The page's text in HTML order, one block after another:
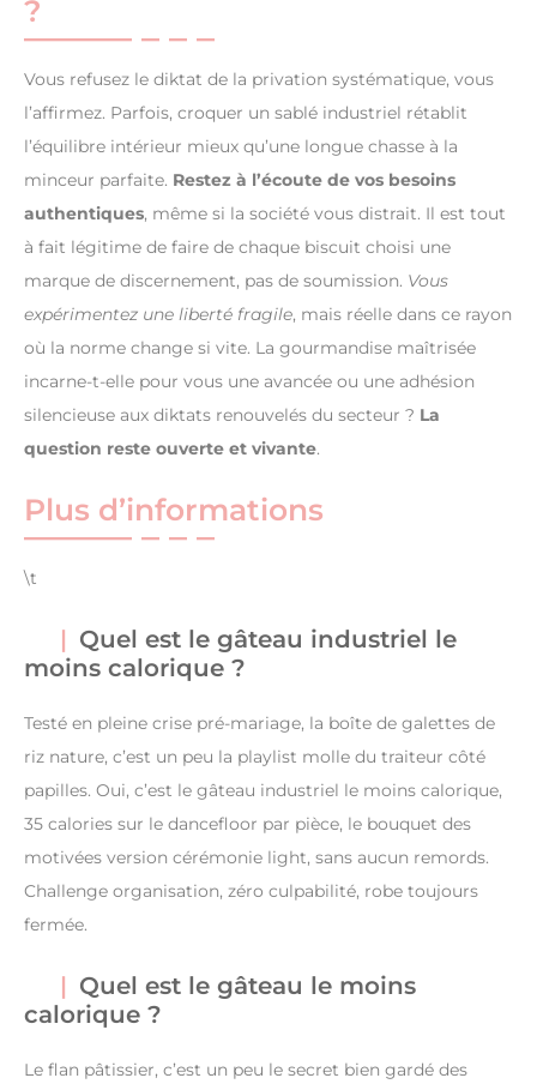
?
Vous refusez le diktat de la privation systématique, vous
l’affirmez. Parfois, croquer un sablé industriel rétablit
l’équilibre intérieur mieux qu’une longue chasse à la
minceur parfaite. Restez à l’écoute de vos besoins
authentiques, même si la société vous distrait. Il est tout
à fait légitime de faire de chaque biscuit choisi une
marque de discernement, pas de soumission. Vous
expérimentez une liberté fragile, mais réelle dans ce rayon
où la norme change si vite. La gourmandise maîtrisée
incarne-t-elle pour vous une avancée ou une adhésion
silencieuse aux diktats renouvelés du secteur ? La
question reste ouverte et vivante.
Plus d’informations
\t
Quel est le gâteau industriel le
moins calorique ?
Testé en pleine crise pré-mariage, la boîte de galettes de
riz nature, c’est un peu la playlist molle du traiteur côté
papilles. Oui, c’est le gâteau industriel le moins calorique,
35 calories sur le dancefloor par pièce, le bouquet des
motivées version cérémonie light, sans aucun remords.
Challenge organisation, zéro culpabilité, robe toujours
fermée.
Quel est le gâteau le moins
calorique ?
Le flan pâtissier, c’est un peu le secret bien gardé des